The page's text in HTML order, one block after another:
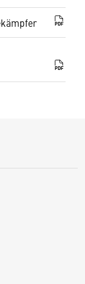
PDF
PDF